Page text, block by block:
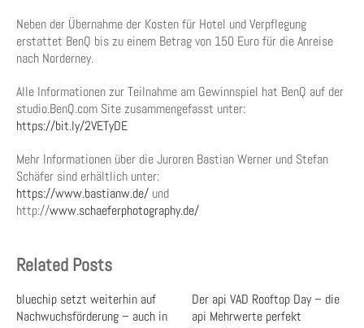
Neben der Übernahme der Kosten für Hotel und Verpflegung
erstattet BenQ bis zu einem Betrag von 150 Euro für die Anreise
nach Norderney.
Alle Informationen zur Teilnahme am Gewinnspiel hat BenQ auf der
studio.BenQ.com Site zusammengefasst unter:
https://bit.ly/2VETyDE
Mehr Informationen über die Juroren Bastian Werner und Stefan
Schäfer sind erhältlich unter:
https://www.bastianw.de/ und
http://www.schaeferphotography.de/
Related Posts
bluechip setzt weiterhin auf
Nachwuchsförderung – auch in
Der api VAD Rooftop Day – die
api Mehrwerte perfekt